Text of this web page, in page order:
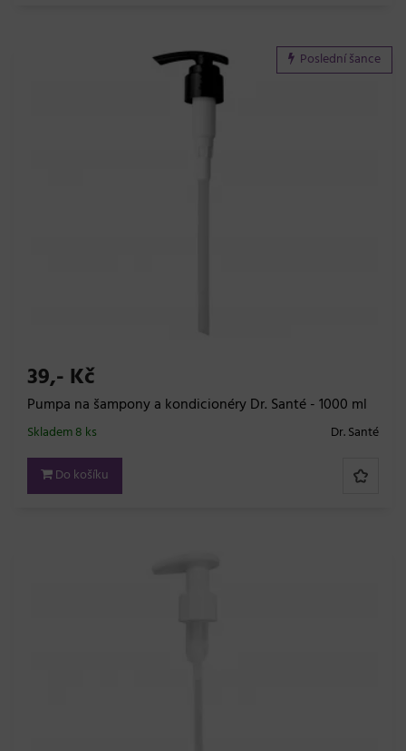
Poslední šance
39,- Kč
Pumpa na šampony a kondicionéry Dr. Santé - 1000 ml
Dr. Santé
Skladem 8 ks
Do košíku